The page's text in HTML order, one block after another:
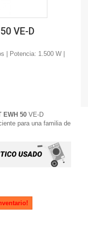
VE-D
| Potencia: 1.500 W |
EWH 50 VE-D
para una familia de